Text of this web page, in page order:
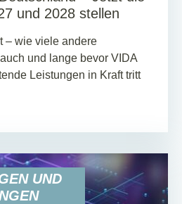
und 2028 stellen
– wie viele andere
und lange bevor VIDA
Leistungen in Kraft tritt
UND